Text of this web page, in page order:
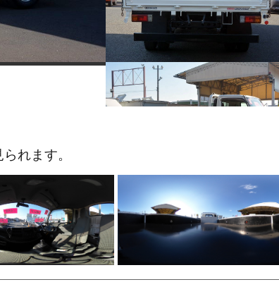
れます。